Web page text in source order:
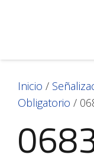
Inicio /
Obligatorio /